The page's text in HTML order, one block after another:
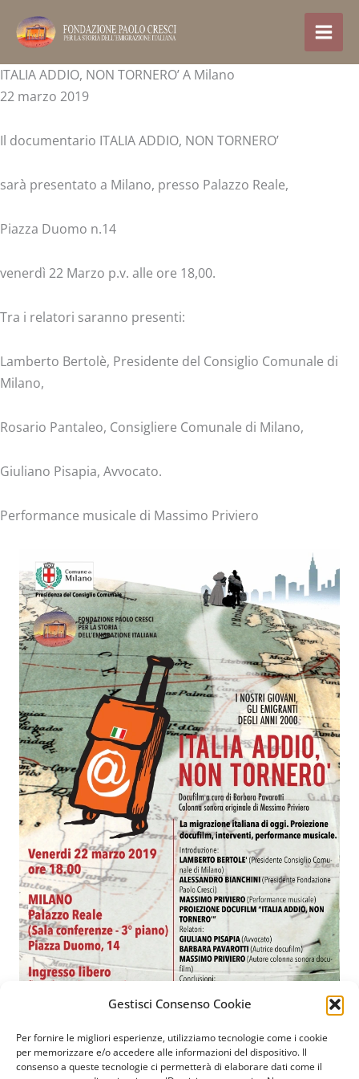
Gestisci Consenso Cookie
Per fornire le migliori esperienze, utilizziamo tecnologie come i cookie
per memorizzare e/o accedere alle informazioni del dispositivo. Il
consenso a queste tecnologie ci permetterà di elaborare dati come il
contenuto
ITALIA ADDIO, NON TORNERO’ A Milano
22 marzo 2019
Il documentario ITALIA ADDIO, NON TORNERO’
sarà presentato a Milano, presso Palazzo Reale,
Piazza Duomo n.14
venerdì 22 Marzo p.v. alle ore 18,00.
Tra i relatori saranno presenti:
Lamberto Bertolè, Presidente del Consiglio Comunale di
Milano,
Rosario Pantaleo, Consigliere Comunale di Milano,
Giuliano Pisapia, Avvocato.
Performance musicale di Massimo Priviero
Fondazione Paolo Cresciper la storia dell’emigrazione
italiana